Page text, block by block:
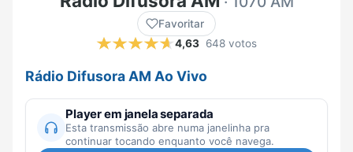
Favoritar
4,63 648 votos
Rádio Difusora AM Ao Vivo
Player em janela separada
Esta transmissão abre numa janelinha pra
continuar tocando enquanto você navega.